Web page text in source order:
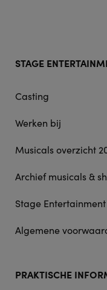
STAGE
Casting
Werken bij
Musicals overzicht
Archief musicals &
Stage
Algemene
PRAKTISCHE